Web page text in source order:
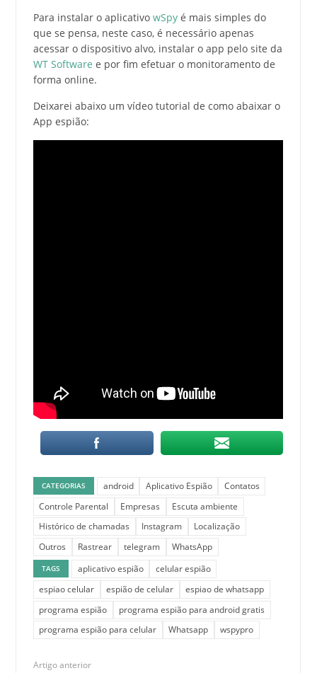
Para instalar o aplicativo wSpyé mais simples do
que se pensa, neste caso, é necessário apenas
acessar o dispositivo alvo, instalar o app pelo site da
WT Software e por fim efetuar o monitoramento de
forma online.
Deixarei abaixo um vídeo tutorial de como abaixar o
App espião:
CATEGORIAS android Aplicativo Espião
Contatos
Controle Parental
Empresas
Escuta ambiente
Histórico de chamadas
Instagram
Localização
Outros
Rastrear telegram WhatsApp
TAGS aplicativo espião
celular espião
espiao celular
espião de celular
espiao de whatsapp
programa espião
programa espião para android gratis
programa espião para celular
Whatsapp wspypro
Artigo anterior